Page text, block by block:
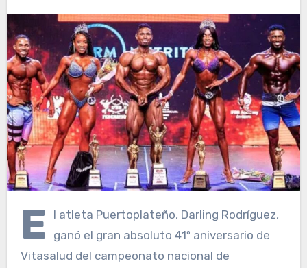
E
l atleta Puertoplateño, Darling Rodríguez,
ganó el gran absoluto 41º aniversario de
Vitasalud del campeonato nacional de